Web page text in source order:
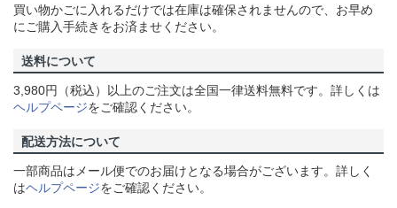
買い物かごに入れるだけでは在庫は確保されませんので、お早め
にご購入手続きをお済ませください。
送料について
3,980円（税込）以上のご注文は全国一律送料無料です。詳しくは
ヘルプページをご確認ください。
配送方法について
一部商品はメール便でのお届けとなる場合がございます。詳しく
はヘルプページをご確認ください。